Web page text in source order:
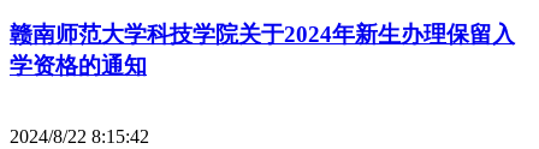
赣南师范大学科技学院关于2024年新生办理保留入
学资格的通知
2024/8/22 8:15:42